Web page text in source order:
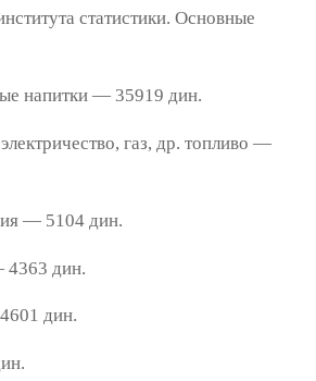
статистики. Основные
напитки — 35919 дин.
газ, др. топливо —
— 5104 дин.
4363 дин.
дин.